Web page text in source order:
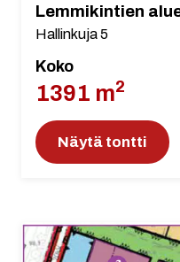
Lemmikintien
Hallinkuja 5
Koko
1391 m2
Näytä tontti